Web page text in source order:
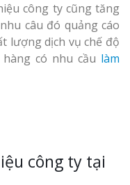
công ty cũng tăng
câu đó quảng cáo
lượng dịch vụ chế độ
có nhu cầu làm
công ty tại